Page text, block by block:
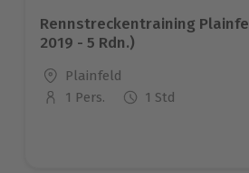
Rennstreckentraining
2019 - 5 Rdn.)
Standort
Plainfeld
Anzahl der Teilnehmer
1 Pers. 1 Std